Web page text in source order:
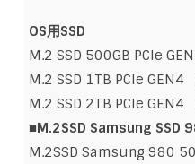
OS用SSD
M.2 SSD 500GB PCIe
M.2 SSD 1TB PCIe
M.2 SSD 2TB PCIe
■M.2SSD Samsung SSD
M.2SSD Samsung 980